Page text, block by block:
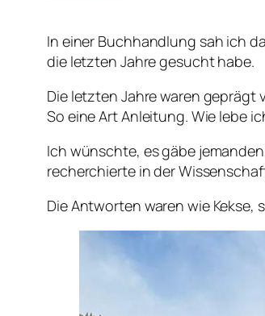
In einer Buchhandlung sah ich
die letzten Jahre gesucht habe.
Die letzten Jahre waren geprägt
So eine Art Anleitung. Wie lebe
Ich wünschte, es gäbe
recherchierte in der
Die Antworten waren wie